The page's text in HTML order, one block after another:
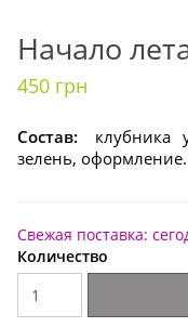
Начало
450 грн
Состав:
клубника
зелень, оформление.
Свежая поставка:
Количество